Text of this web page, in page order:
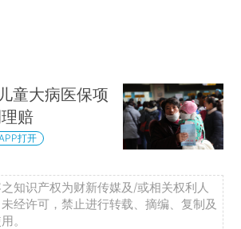
童大病医保项
赔
打开
知识产权为财新传媒及/或相关权利人
经许可，禁止进行转载、摘编、复制及
。